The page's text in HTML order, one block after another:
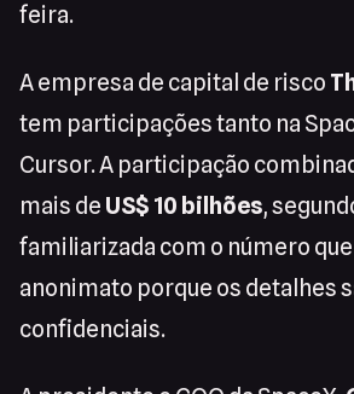
feira.
A empresa de capital de risco
tem participações tanto na
Cursor. A participação
mais de US$ 10 bilhões,
familiarizada com o número
anonimato porque os detalhes
confidenciais.